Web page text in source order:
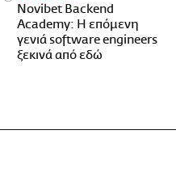
Novibet Backend
Academy: Η επόμενη
γενιά software engineers
ξεκινά από εδώ